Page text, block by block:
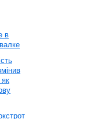
в